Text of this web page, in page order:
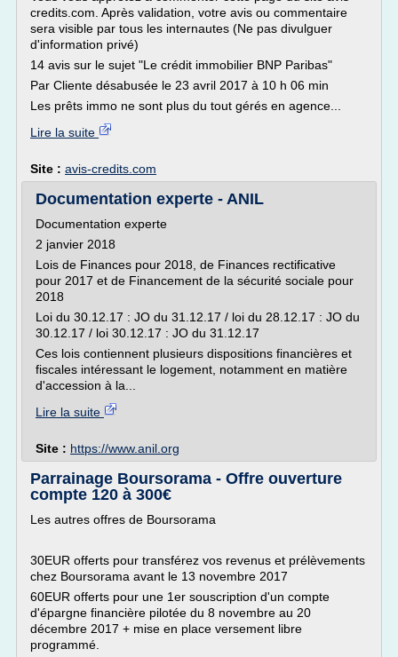
credits.com. Après validation, votre avis ou commentaire
sera visible par tous les internautes (Ne pas divulguer
d'information privé)
14 avis sur le sujet "Le crédit immobilier BNP Paribas"
Par Cliente désabusée le 23 avril 2017 à 10 h 06 min
Les prêts immo ne sont plus du tout gérés en agence...
Lire la suite
Site : avis-credits.com
Documentation experte - ANIL
Documentation experte
2 janvier 2018
Lois de Finances pour 2018, de Finances rectificative
pour 2017 et de Financement de la sécurité sociale pour
2018
Loi du 30.12.17 : JO du 31.12.17 / loi du 28.12.17 : JO du
30.12.17 / loi 30.12.17 : JO du 31.12.17
Ces lois contiennent plusieurs dispositions financières et
fiscales intéressant le logement, notamment en matière
d'accession à la...
Lire la suite
Site : https://www.anil.org
Parrainage Boursorama - Offre ouverture
compte 120 à 300€
Les autres offres de Boursorama
30EUR offerts pour transférez vos revenus et prélèvements
chez Boursorama avant le 13 novembre 2017
60EUR offerts pour une 1er souscription d'un compte
d'épargne financière pilotée du 8 novembre au 20
décembre 2017 + mise en place versement libre
programmé.